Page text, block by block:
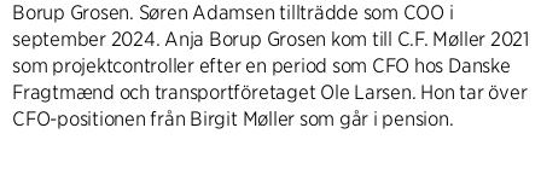
Borup Grosen. Søren Adamsen tillträdde som COO i
september 2024. Anja Borup Grosen kom till C.F. Møller 2021
som projektcontroller efter en period som CFO hos Danske
Fragtmænd och transportföretaget Ole Larsen. Hon tar över
CFO-positionen från Birgit Møller som går i pension.